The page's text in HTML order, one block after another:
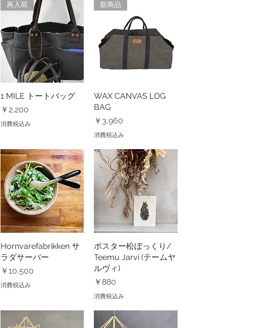
クイックビュー
再入荷
1 MILE トートバッグ
価格
￥2,200
消費税込み
クイックビュー
新商品
WAX CANVAS LOG
BAG
価格
￥3,960
消費税込み
クイックビュー
Hornvarefabrikken サ
ラダサーバー
価格
￥10,500
消費税込み
クイックビュー
ポスター松ぼっくり/
Teemu Jarvi (テームヤ
ルヴィ)
価格
￥880
消費税込み